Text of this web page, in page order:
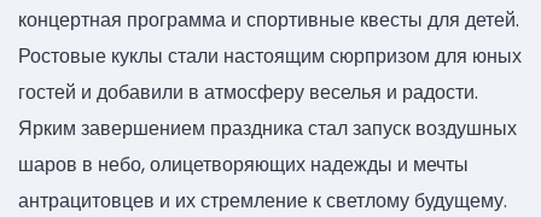
концертная программа и спортивные квесты для детей.
Ростовые куклы стали настоящим сюрпризом для юных
гостей и добавили в атмосферу веселья и радости.
Ярким завершением праздника стал запуск воздушных
шаров в небо, олицетворяющих надежды и мечты
антрацитовцев и их стремление к светлому будущему.